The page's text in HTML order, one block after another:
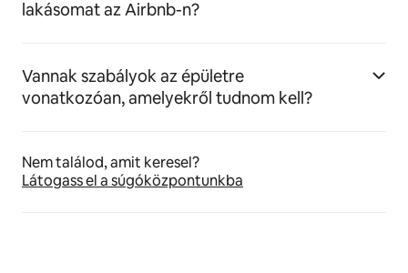
lakásomat az Airbnb-n?
Vannak szabályok az épületre
vonatkozóan, amelyekről tudnom kell?
Nem találod, amit keresel?
Látogass el a súgóközpontunkba